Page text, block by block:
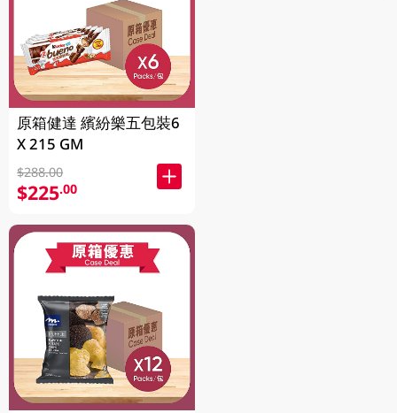
原箱健達 繽紛樂五包裝6
X 215 GM
$288.00
$225.00